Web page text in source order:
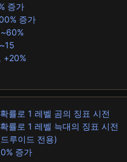
증가
증가
+20%
률로 1 레벨 곰의 징표 시전
률로 1 레벨 늑대의 징표 시전
루이드 전용)
증가